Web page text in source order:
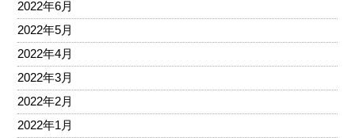
2022年6月
2022年5月
2022年4月
2022年3月
2022年2月
2022年1月